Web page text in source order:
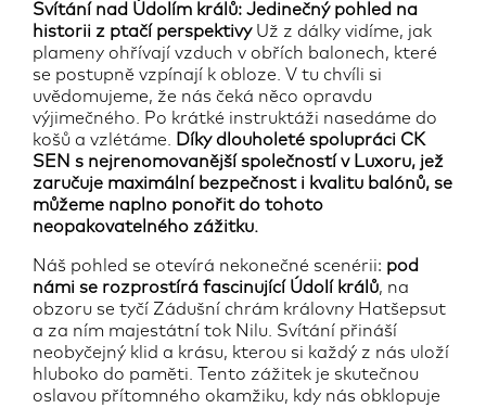
Svítání nad Údolím králů: Jedinečný pohled na
historii z ptačí perspektivyUž z dálky vidíme, jak
plameny ohřívají vzduch v obřích balonech, které
se postupně vzpínají k obloze. V tu chvíli si
uvědomujeme, že nás čeká něco opravdu
výjimečného. Po krátké instruktáži nasedáme do
košů a vzlétáme. Díky dlouholeté spolupráci CK
SEN s nejrenomovanější společností v Luxoru, jež
zaručuje maximální bezpečnost i kvalitu balónů, se
můžeme naplno ponořit do tohoto
neopakovatelného zážitku.
Náš pohled se otevírá nekonečné scenérii: pod
námi se rozprostírá fascinující Údolí králů, na
obzoru se tyčí Zádušní chrám královny Hatšepsut
a za ním majestátní tok Nilu. Svítání přináší
neobyčejný klid a krásu, kterou si každý z nás uloží
hluboko do paměti. Tento zážitek je skutečnou
oslavou přítomného okamžiku, kdy nás obklopuje